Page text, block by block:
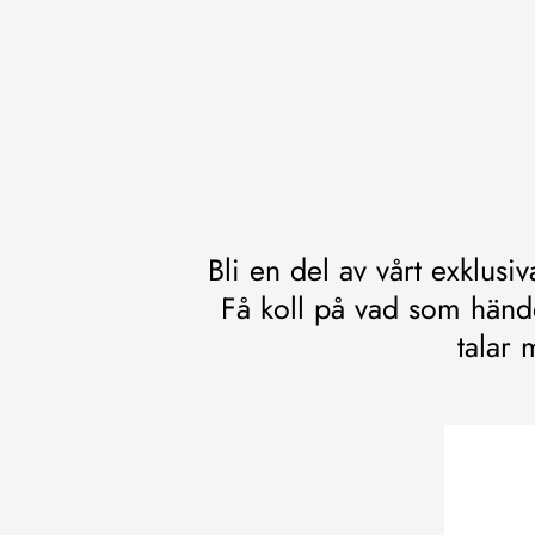
Bli en del av vårt
Få koll på vad som
talar